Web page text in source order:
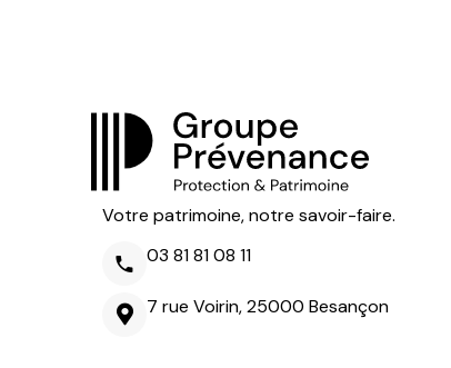
Votre patrimoine, notre savoir-faire.
03 81 81 08 11
7 rue Voirin, 25000 Besançon